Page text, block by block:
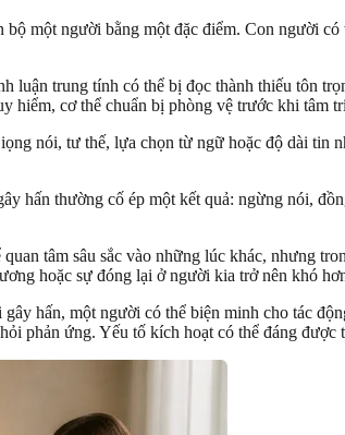
một người bằng một đặc điểm. Con người
luận trung tính có thể bị đọc thành thiếu tôn
hiểm, cơ thể chuẩn bị phòng vệ trước khi tâm
nói, tư thế, lựa chọn từ ngữ hoặc độ dài tin
hấn thường cố ép một kết quả: ngừng nói,
tâm sâu sắc vào những lúc khác, nhưng
hoặc sự đóng lại ở người kia trở nên khó
hấn, một người có thể biện minh cho tác
phản ứng. Yếu tố kích hoạt có thể đáng